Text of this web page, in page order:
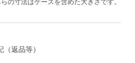
の寸法はケースを含めた大きさです。
返品等）